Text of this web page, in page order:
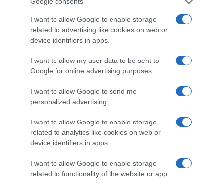
I want to allow Google to enable storage
related to advertising like cookies on web or
device identifiers in apps.
I want to allow my user data to be sent to
Google for online advertising purposes.
I want to allow Google to send me
personalized advertising.
I want to allow Google to enable storage
related to analytics like cookies on web or
device identifiers in apps.
I want to allow Google to enable storage
related to functionality of the website or app.
Rutina diaria y nocturna para mayores:
consejos para un sueño reparador